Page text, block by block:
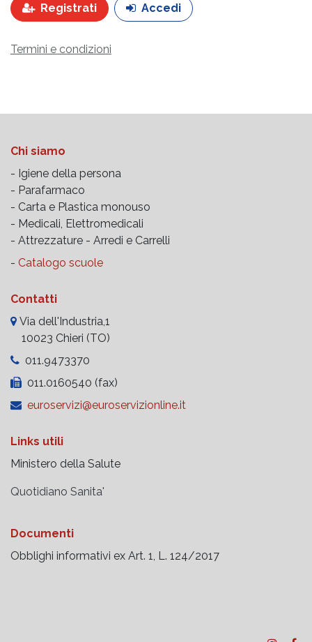
Registrati Accedi
Termini e condizioni
Chi siamo
- Igiene della persona
- Parafarmaco
- Carta e Plastica monouso
- Medicali, Elettromedicali
- Attrezzature - Arredi e Carrelli
- Catalogo scuole
Contatti
Via dell'Industria,1
10023 Chieri (TO)
011.9473370
011.0160540 (fax)
euroservizi@euroservizionline.it
Links utili
Ministero della Salute
Quotidiano Sanita'
Documenti
Obblighi informativi ex Art. 1, L. 124/2017